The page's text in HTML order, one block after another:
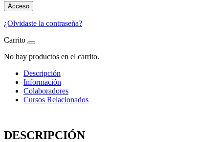
Acceso
¿Olvidaste la contraseña?
Carrito
No hay productos en el carrito.
Descripción
Información
Colaboradores
Cursos Relacionados
DESCRIPCIÓN